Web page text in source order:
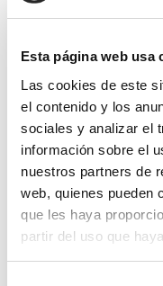
Esta página web usa
Las cookies de este
el contenido y los
sociales y analizar el
información sobre el
nuestros partners de
web, quienes pueden
que les haya
partir del uso que
Productos